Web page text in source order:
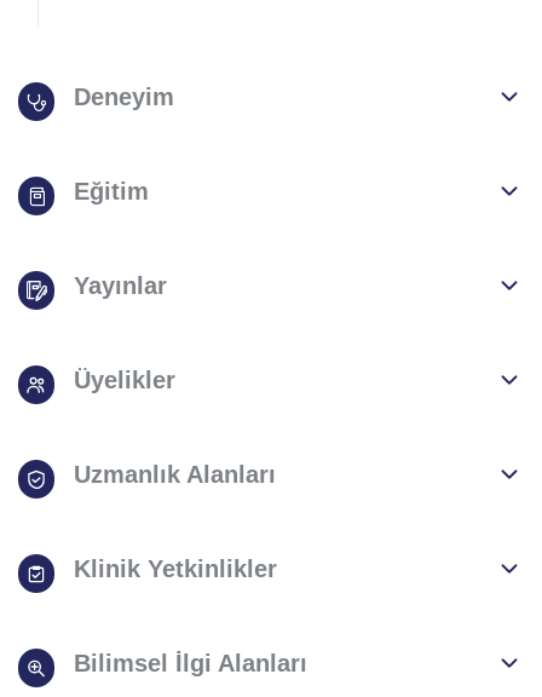
Deneyim
Eğitim
Yayınlar
Üyelikler
Uzmanlık Alanları
Klinik Yetkinlikler
Bilimsel İlgi Alanları